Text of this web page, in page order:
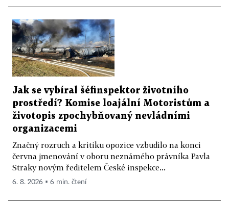
Jak se vybíral šéfinspektor životního
prostředí? Komise loajální Motoristům a
životopis zpochybňovaný nevládními
organizacemi
Značný rozruch a kritiku opozice vzbudilo na konci
června jmenování v oboru neznámého právníka Pavla
Straky novým ředitelem České inspekce...
6. 8. 2026 ▪ 6 min. čtení